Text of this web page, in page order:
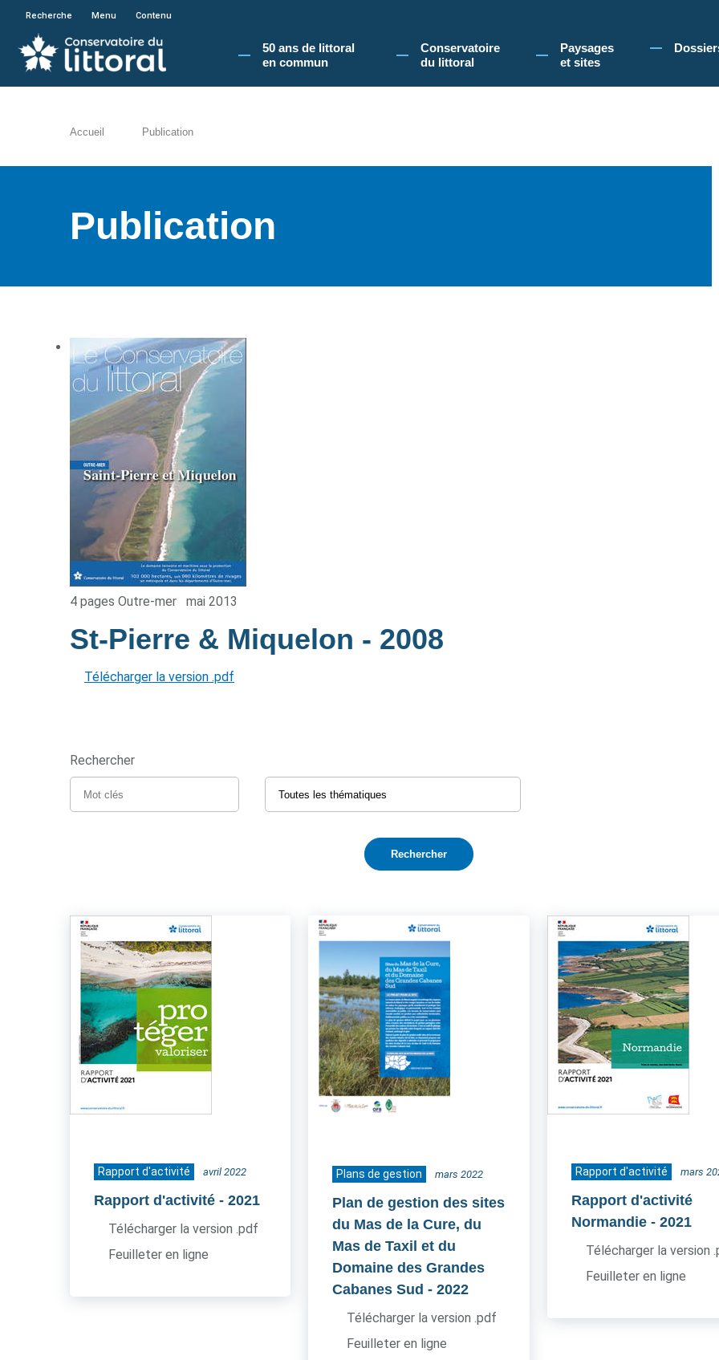
En poursuivant votre navigation sur le site du Conservatoire du littoral, vous acceptez l'utilisation de cookies pour vous
Recherche Menu Contenu
50 ans de littoral
en commun​
Conservatoire
du littoral
Paysages
et sites
Accueil Publication
Publication
4 pages Outre-mer mai 2013
St-Pierre & Miquelon - 2008
Télécharger la version .pdf
Rechercher
Rapport d'activité avril 2022
Rapport d'activité - 2021
Télécharger la version .pdf
Feuilleter en ligne
Plans de gestion mars 2022
Plan de gestion des sites
du Mas de la Cure, du
Mas de Taxil et du
Domaine des Grandes
Cabanes Sud - 2022
Télécharger la version .pdf
Feuilleter en ligne
Rapport d'activité mars
Rapport d'activité
Normandie - 2021
Télécharger la version
Feuilleter en ligne